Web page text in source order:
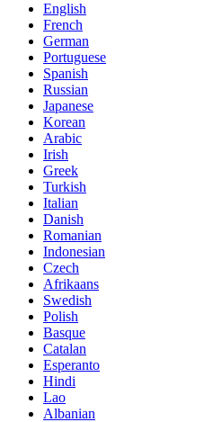
English
French
German
Portuguese
Spanish
Russian
Japanese
Korean
Arabic
Irish
Greek
Turkish
Italian
Danish
Romanian
Indonesian
Czech
Afrikaans
Swedish
Polish
Basque
Catalan
Esperanto
Hindi
Lao
Albanian